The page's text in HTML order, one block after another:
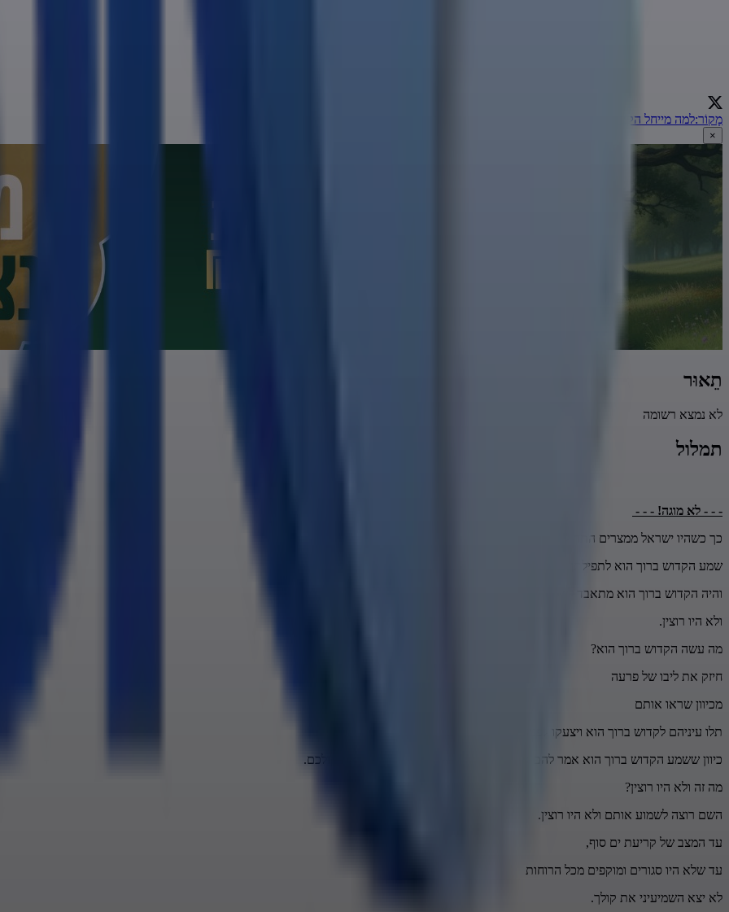
מָקוֹר:למה מייחל הקב"ה? | הרב אמנון יצחק
×
תֵאוּר
לא נמצא רשומה
תמלול
- - - לא מוגה! - - -
כך כשהיו ישראל ממצרים התחילו צועקין ותולים עיניהם לקדוש ברוך הוא.
שמע הקדוש ברוך הוא לתפילתן
והיה הקדוש ברוך הוא מתאבד לשמוע את קולן
ולא היו רוצין.
מה עשה הקדוש ברוך הוא?
חיזק את ליבו של פרעה
מכיוון שראו אותם
תלו עיניהם לקדוש ברוך הוא ויצעקו לפניו.
כיוון ששמע הקדוש ברוך הוא אמר להם אילולא שעשיתי לכם כן לא שמעתי את קולכם.
מה זה ולא היו רוצין?
השם רוצה לשמוע אותם ולא היו רוצין.
עד המצב של קריעת ים סוף,
עד שלא היו סגורים ומוקפים מכל הרוחות
לא יצא השמיעיני את קולך.